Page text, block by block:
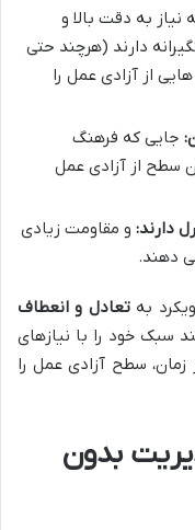
نیاز به دقت بالا و
دارند (هرچند حتی
از آزادی عمل را
جایی که فرهنگ
سطح از آزادی عمل
دارند: و مقاومت زیادی
دهند.
بهتعادل و انعطاف
سبک خود را با نیازهای
زمان، سطح آزادی عمل را
بدون